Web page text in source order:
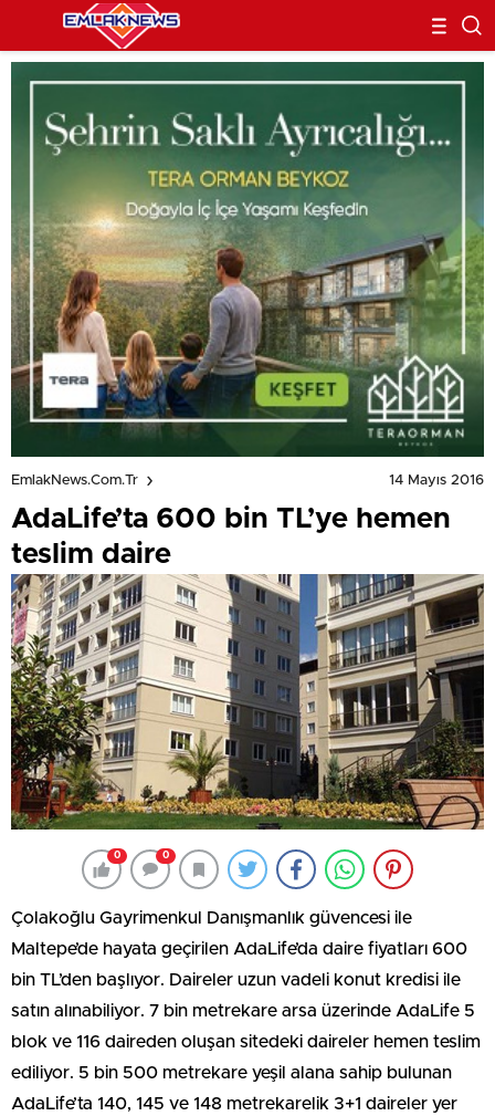
EmlakNews.com.tr 14 Mayıs 2016
AdaLife’ta 600 bin TL’ye hemen
teslim daire
0 0
Çolakoğlu Gayrimenkul Danışmanlık güvencesi ile
Maltepe’de hayata geçirilen AdaLife’da daire fiyatları 600
bin TL’den başlıyor. Daireler uzun vadeli konut kredisi ile
satın alınabiliyor. 7 bin metrekare arsa üzerinde AdaLife 5
blok ve 116 daireden oluşan sitedeki daireler hemen teslim
ediliyor. 5 bin 500 metrekare yeşil alana sahip bulunan
AdaLife’ta 140, 145 ve 148 metrekarelik 3+1 daireler yer